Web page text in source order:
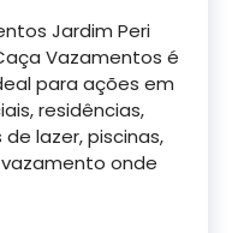
Jardim Peri
Vazamentos é
para ações em
residências,
lazer, piscinas,
onde